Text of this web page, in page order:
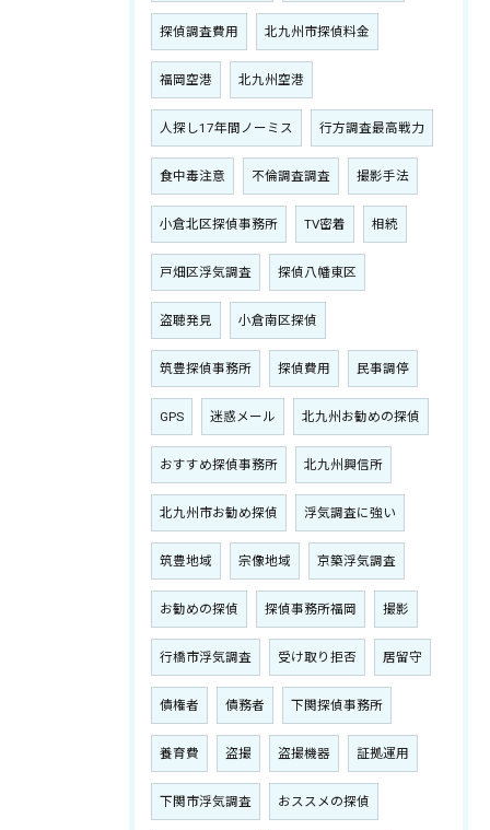
探偵調査費用 北九州市探偵料金
福岡空港 北九州空港
人探し17年間ノーミス 行方調査最高戦力
食中毒注意 不倫調査調査 撮影手法
小倉北区探偵事務所 TV密着 相続
戸畑区浮気調査 探偵八幡東区
盗聴発見 小倉南区探偵
筑豊探偵事務所 探偵費用 民事調停
GPS 迷惑メール 北九州お勧めの探偵
おすすめ探偵事務所 北九州興信所
北九州市お勧め探偵 浮気調査に強い
筑豊地域 宗像地域 京築浮気調査
お勧めの探偵 探偵事務所福岡 撮影
行橋市浮気調査 受け取り拒否 居留守
債権者 債務者 下関探偵事務所
養育費 盗撮 盗撮機器 証拠運用
下関市浮気調査 おススメの探偵